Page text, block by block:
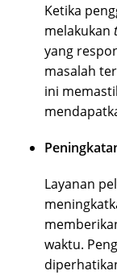
Ketika
melakukan
yang
masalah
ini
Layanan
waktu.